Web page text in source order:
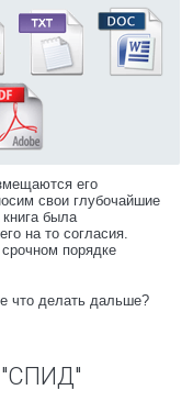
его
свои глубочайшие
была
на то согласия.
порядке
что делать дальше?
"СПИД"